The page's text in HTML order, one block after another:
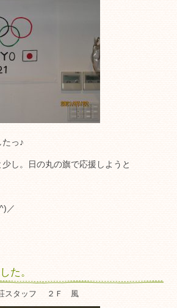
っ♪
し。日の丸の旗で応援しようと
／
た。
スタッフ ２Ｆ 風